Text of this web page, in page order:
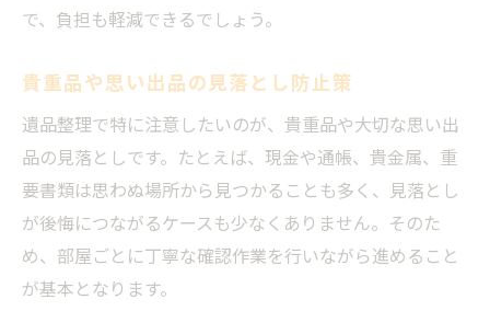
で、負担も軽減できるでしょう。
貴重品や思い出品の見落とし防止策
遺品整理で特に注意したいのが、貴重品や大切な思い出
品の見落としです。たとえば、現金や通帳、貴金属、重
要書類は思わぬ場所から見つかることも多く、見落とし
が後悔につながるケースも少なくありません。そのた
め、部屋ごとに丁寧な確認作業を行いながら進めること
が基本となります。